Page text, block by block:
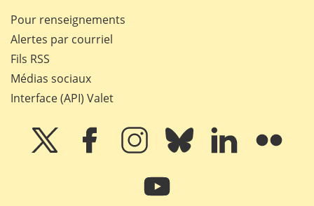
Pour renseignements
Alertes par courriel
Fils RSS
Médias sociaux
Interface (API) Valet